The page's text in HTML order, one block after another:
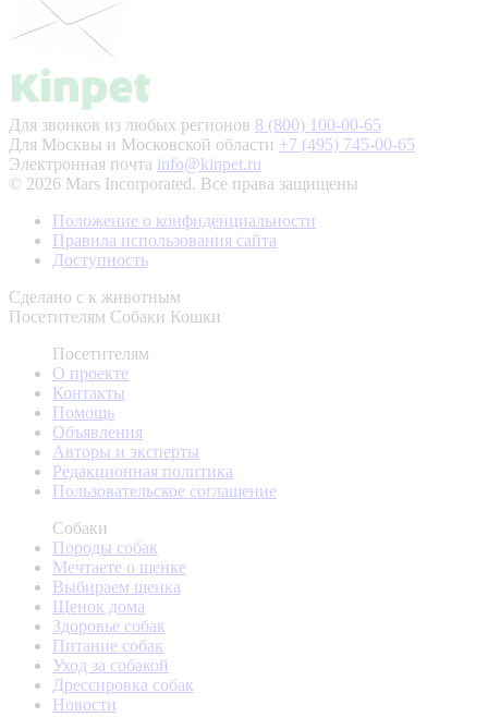
Для звонков из любых регионов 8 (800) 100-00-65
Для Москвы и Московской области +7 (495) 745-00-65
Электронная почта info@kinpet.ru
© 2026 Mars Incorporated. Все права защищены
Положение о конфиденциальности
Правила использования сайта
Доступность
Сделано с к животным
Посетителям Собаки Кошки
Посетителям
О проекте
Контакты
Помощь
Объявления
Авторы и эксперты
Редакционная политика
Пользовательское соглашение
Собаки
Породы собак
Мечтаете о щенке
Выбираем щенка
Щенок дома
Здоровье собак
Питание собак
Уход за собакой
Дрессировка собак
Новости